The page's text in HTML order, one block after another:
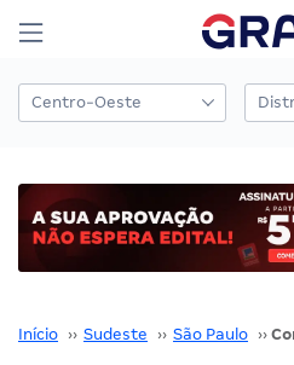
Início ›› Sudeste ›› São Paulo ››